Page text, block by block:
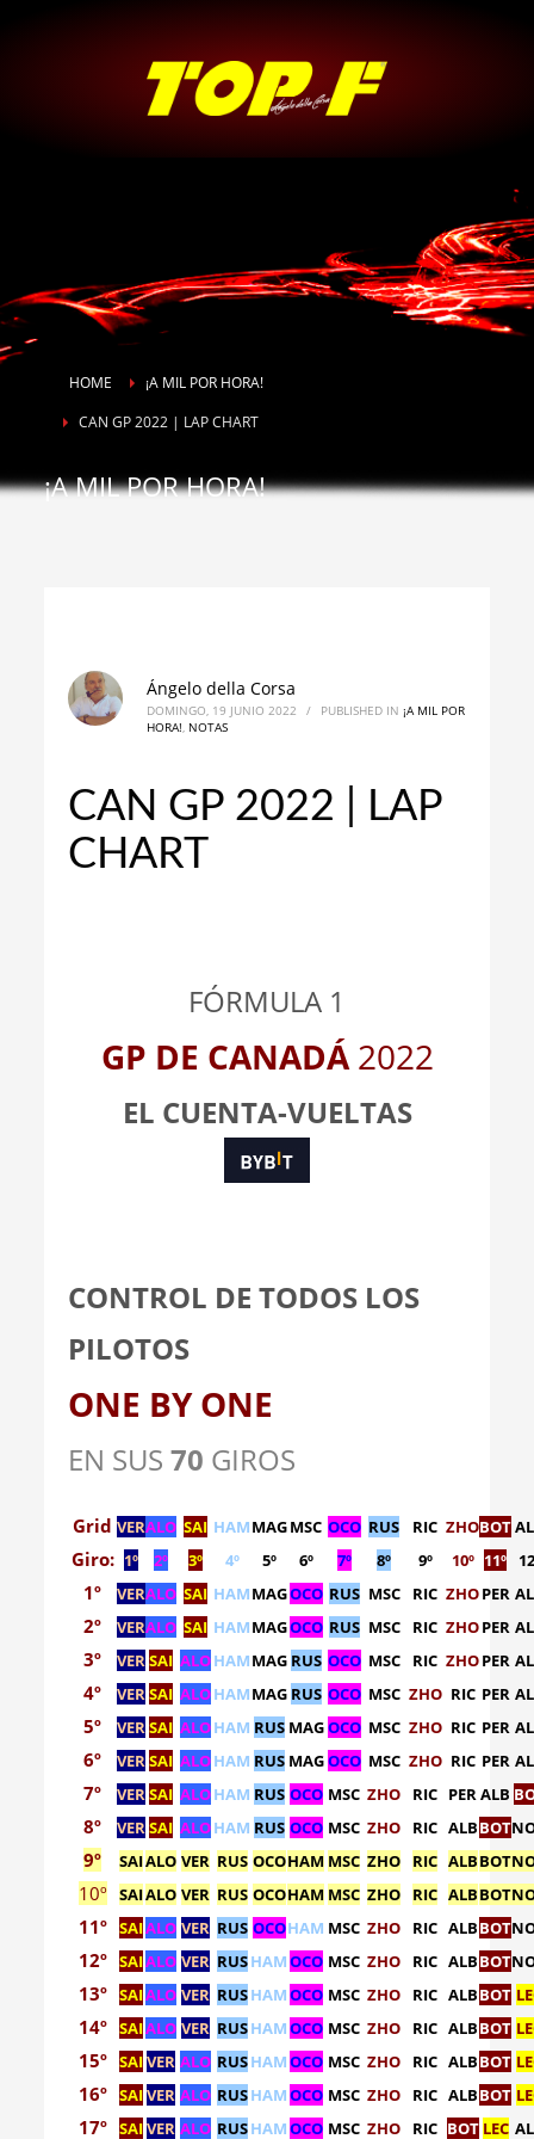
HOME
¡A MIL POR HORA!
CAN GP 2022 | LAP CHART
¡A MIL POR HORA!
Ángelo della Corsa
DOMINGO, 19 JUNIO 2022 / PUBLISHED IN¡A MIL POR
HORA!, NOTAS
CAN GP 2022 | LAP
CHART
FÓRMULA 1
GP DE CANADÁ2022
EL CUENTA-VUELTAS
CONTROL DE TODOS LOS
PILOTOS
ONE BY ONE
EN SUS 70 GIROS
Grid VERALO SAI HAMMAGMSC OCO RUS RIC ZHOBOT
Giro: 1º 2º 3º 4º 5º 6º 7º 8º 9º 10º 11º
1º VERALO SAI HAMMAGOCO RUS MSC RIC ZHOPER
2º VERALO SAI HAMMAGOCO RUS MSC RIC ZHOPER
3º VERSAI ALOHAMMAG RUS OCO MSC RIC ZHOPER
4º VERSAI ALOHAMMAG RUS OCO MSC ZHO RIC PER
5º VERSAI ALOHAM RUS MAGOCO MSC ZHO RIC PER
6º VERSAI ALOHAM RUS MAGOCO MSC ZHO RIC PER
7º VERSAI ALOHAM RUS OCO MSC ZHO RIC PERALB
8º VERSAI ALOHAM RUS OCO MSC ZHO RIC ALBBOT
9º SAIALO VER RUS OCOHAM MSC ZHO RIC ALBBOT
10º SAIALO VER RUS OCOHAM MSC ZHO RIC ALBBOT
11º SAIALO VER RUS OCOHAM MSC ZHO RIC ALBBOT
12º SAIALO VER RUSHAMOCO MSC ZHO RIC ALBBOT
13º SAIALO VER RUSHAMOCO MSC ZHO RIC ALBBOT
14º SAIALO VER RUSHAMOCO MSC ZHO RIC ALBBOT
15º SAIVER ALO RUSHAMOCO MSC ZHO RIC ALBBOT
16º SAIVER ALO RUSHAMOCO MSC ZHO RIC ALBBOT
17º SAIVER ALO RUSHAMOCO MSC ZHO RIC BOT LEC